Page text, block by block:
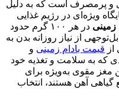
و پرمصرف است که به دلیل
ویژه‌ای در رژیم غذایی
زمینی
در هر ۱۰۰ گرم حدود
از نیاز روزانه بدن به
قیمت بادام زمینی و
که به سلامت و تغذیه خود
مغز مقوی به‌ویژه برای
گیاهی آهن هستند، انتخاب